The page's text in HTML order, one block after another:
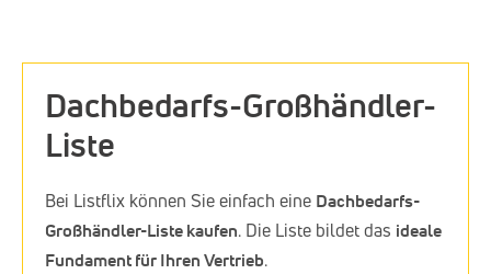
Dachbedarfs-Großhändler-
Liste
Bei Listflix können Sie einfach eine Dachbedarfs-
Großhändler-Liste kaufen. Die Liste bildet das ideale
Fundament für Ihren Vertrieb.